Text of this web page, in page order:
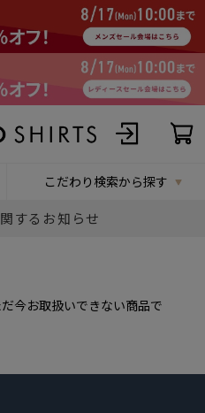
こだわり検索から探す
するお知らせ
今お取扱いできない商品で